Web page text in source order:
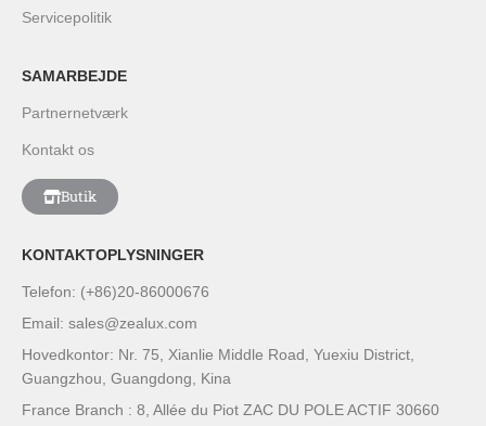
Servicepolitik
SAMARBEJDE
Partnernetværk
Kontakt os
Butik
KONTAKTOPLYSNINGER
Telefon: (+86)20-86000676
Email: sales@zealux.com
Hovedkontor: Nr. 75, Xianlie Middle Road, Yuexiu District,
Guangzhou, Guangdong, Kina
France Branch : 8, Allée du Piot ZAC DU POLE ACTIF 30660